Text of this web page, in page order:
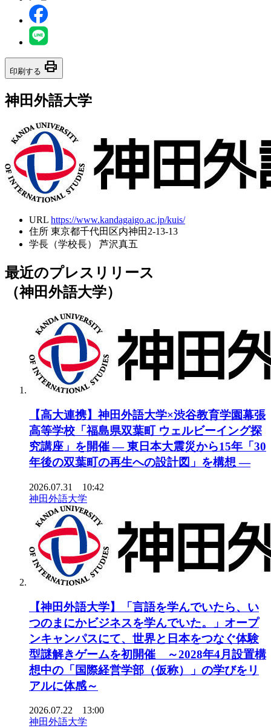
印刷する print
神田外語大学
URL https://www.kandagaigo.ac.jp/kuis/
住所 東京都千代田区内神田2-13-13
学長（学校長）
芦沢真五
最近のプレスリリース
（神田外語大学）
【高大連携】神田外語大学×渋谷教育学園幕張
高等学校「福島県双葉町 ウェルビーイング探
究講座」を開催 ― 東日本大震災から15年「30
年後の双葉町の再生への設計図」を構想 ―
2026.07.31 10:42
神田外語大学
【神田外語大学】「言語を学んでいたら、い
つのまにかビジネスを学んでいた。」オープ
ンキャンパスにて、世界と日本をつなぐ体験
型謎解きゲームを初開催 ～2028年4月設置構
想中の「国際経営学部（仮称）」の学びをリ
アルに体感～
2026.07.22 13:00
神田外語大学